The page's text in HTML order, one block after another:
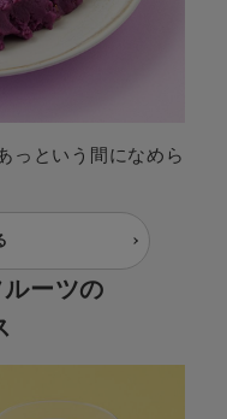
っという間になめら
ーツの